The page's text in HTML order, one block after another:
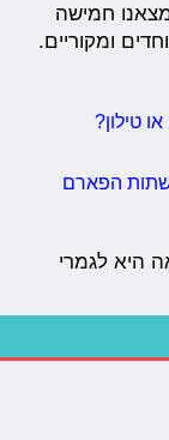
חמישה
ומקוריים.
טילון?
הפארם
היא לגמרי